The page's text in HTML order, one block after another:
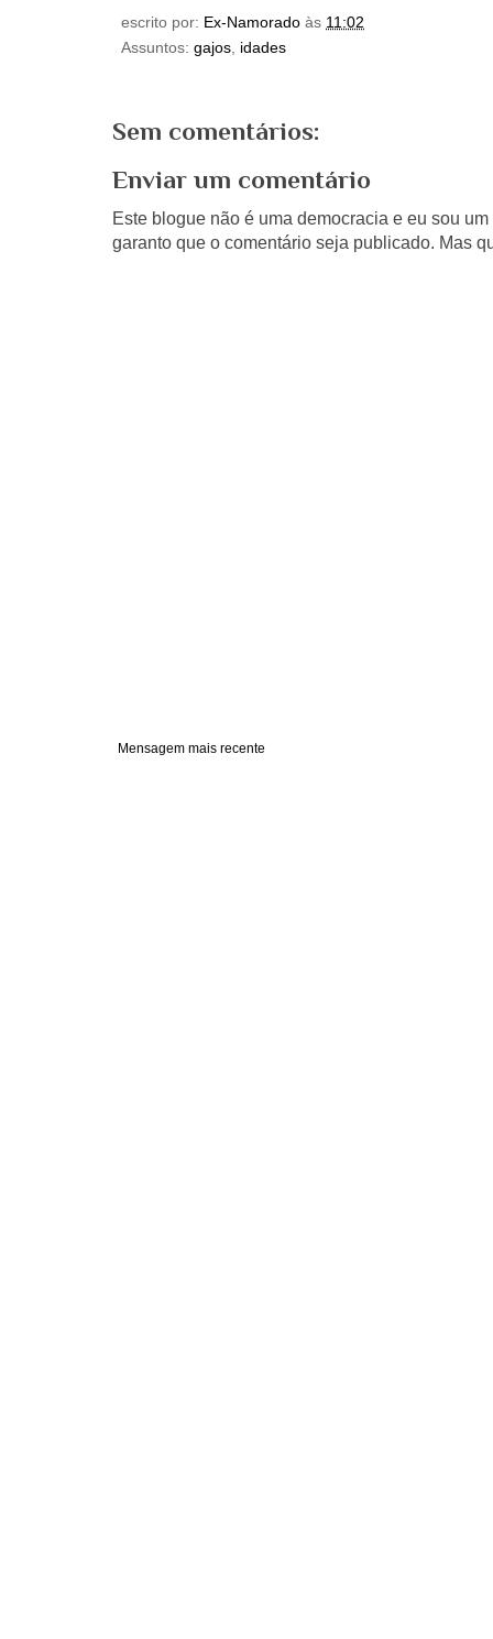
escrito por: Ex-Namorado às 11:02
Assuntos: gajos idades
Sem comentários:
Enviar um comentário
Este blogue não é uma democracia e eu sou
garanto que o comentário seja publicado. Mas
Mensagem mais recente